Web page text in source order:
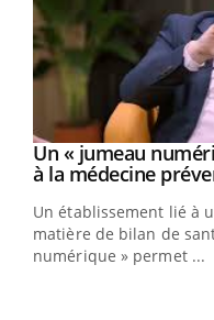
Youtube
Un « jumeau
à la médecine
Un établissement lié à
matière de bilan de
numérique » permet ...